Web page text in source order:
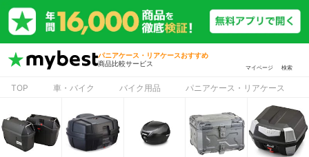
パニアケース・リアケースおすすめ
商品比較サービス
マイページ 検索
TOP 車・バイク バイク用品 パニアケース・リアケース